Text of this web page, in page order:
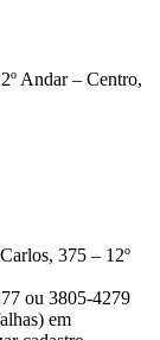
Andar – Centro,
375 – 12º
ou 3805-4279
em